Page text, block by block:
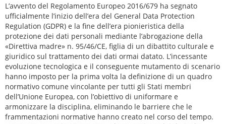
L’avvento del Regolamento Europeo 2016/679 ha segnato
ufficialmente l’inizio dell’era del General Data Protection
Regulation (GDPR) e la fine dell’era pionieristica della
protezione dei dati personali mediante l’abrogazione della
«Direttiva madre» n. 95/46/CE, figlia di un dibattito culturale e
giuridico sul trattamento dei dati ormai datato. L’incessante
evoluzione tecnologica e il conseguente mutamento di scenario
hanno imposto per la prima volta la definizione di un quadro
normativo comune vincolante per tutti gli Stati membri
dell’Unione Europea, con l’obiettivo di uniformare e
armonizzare la disciplina, eliminando le barriere che le
frammentazioni normative hanno creato nel corso del tempo.